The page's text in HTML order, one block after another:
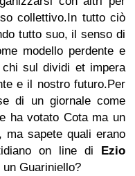
collettivo.In tutto ciò
tutto suo, il senso di
modello perdente e
sul dividi et impera
e il nostro futuro.Per
di un giornale come
ha votato Cota ma un
ma sapete quali erano
on line di Ezio
Guariniello?